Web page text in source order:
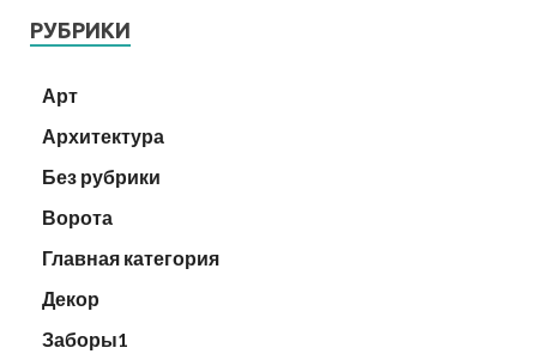
РУБРИКИ
Арт
Архитектура
Без рубрики
Ворота
Главная категория
Декор
Заборы1